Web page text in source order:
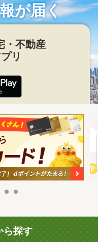
が届く
・不動産
リ
ら探す